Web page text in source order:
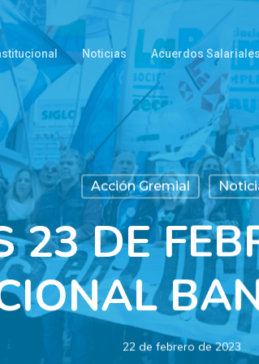
Noticias Acuerdos Salariales
Acción Gremial
23 DE
22 de febrero de 2023